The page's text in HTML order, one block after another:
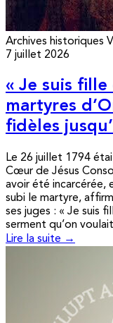
Archives historiques
7 juillet 2026
« Je suis fille
martyres
fidèles
Le 26 juillet 1794
Cœur de Jésus
avoir été incarcérée,
subi le martyre,
ses juges : « Je suis
serment qu’on
Lire la suite →